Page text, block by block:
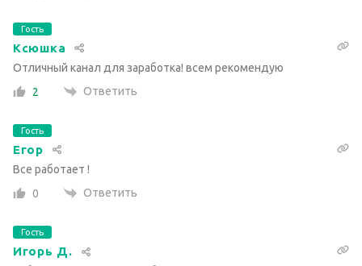
Гость
Ксюшка
Отличный канал для заработка! всем рекомендую
2
Ответить
Гость
Егор
Все работает !
0
Ответить
Гость
Игорь Д.